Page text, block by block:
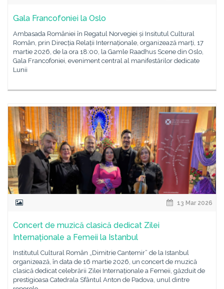
Gala Francofoniei la Oslo
Ambasada României în Regatul Norvegiei și Insitutul Cultural
Român, prin Direcția Relații Internaționale, organizează marți, 17
martie 2026, de la ora 18:00, la Gamle Raadhus Scene din Oslo,
Gala Francofoniei, eveniment central al manifestărilor dedicate
Lunii
13 Mar 2026
Concert de muzică clasică dedicat Zilei
Internaționale a Femeii la Istanbul
Institutul Cultural Român „Dimitrie Cantemir” de la Istanbul
organizează, în data de 16 martie 2026, un concert de muzică
clasică dedicat celebrării Zilei Internaționale a Femeii, găzduit de
prestigioasa Catedrala Sfântul Anton de Padova, unul dintre